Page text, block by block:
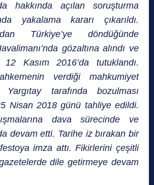
hakkında açılan soruşturma
yakalama kararı çıkarıldı.
Türkiye’ye döndüğünde
gözaltına alındı ve
12 Kasım 2016’da tutuklandı.
verdiği mahkumiyet
Yargıtay tarafında bozulması
Nisan 2018 günü tahliye edildi.
dava sürecinde ve
devam etti. Tarihe iz bırakan bir
imza attı. Fikirlerini çeşitli
dile getirmeye devam